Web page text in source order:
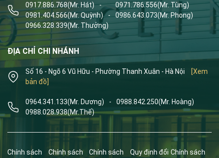
0917.886.768(Mr. Hát) - 0971.786.556(Mr. Tùng)
0981.404.566(Mr. Quỳnh) - 0986.643.073(Mr. Phong)
0966.328.339(Mr. Thưởng)
ĐỊA CHỈ CHI NHÁNH
Số 16 - Ngõ 6 Vũ Hữu - Phường Thanh Xuân - Hà Nội
[Xem
bản đồ]
0964.341.133(Mr. Dương) - 0988.842.250(Mr. Hoàng)
0988.028.938(Mr.Thế)
Chính sách Chính sách Chính sách Quy định đổi Chính sách